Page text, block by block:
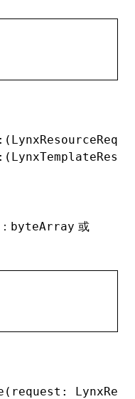
byteArray 或
(request: